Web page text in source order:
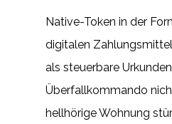
Native-Token in der
digitalen
als steuerbare
Überfallkommando
hellhörige Wohnung